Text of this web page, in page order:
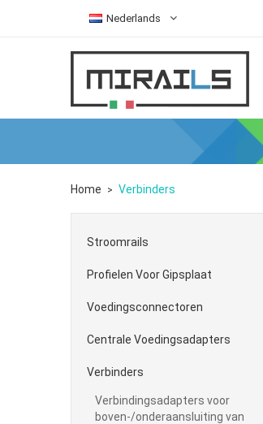
Nederlands
Home Verbinders
Stroomrails
Profielen Voor Gipsplaat
Voedingsconnectoren
Centrale Voedingsadapters
Verbinders
Verbindingsadapters voor
boven-/onderaansluiting van